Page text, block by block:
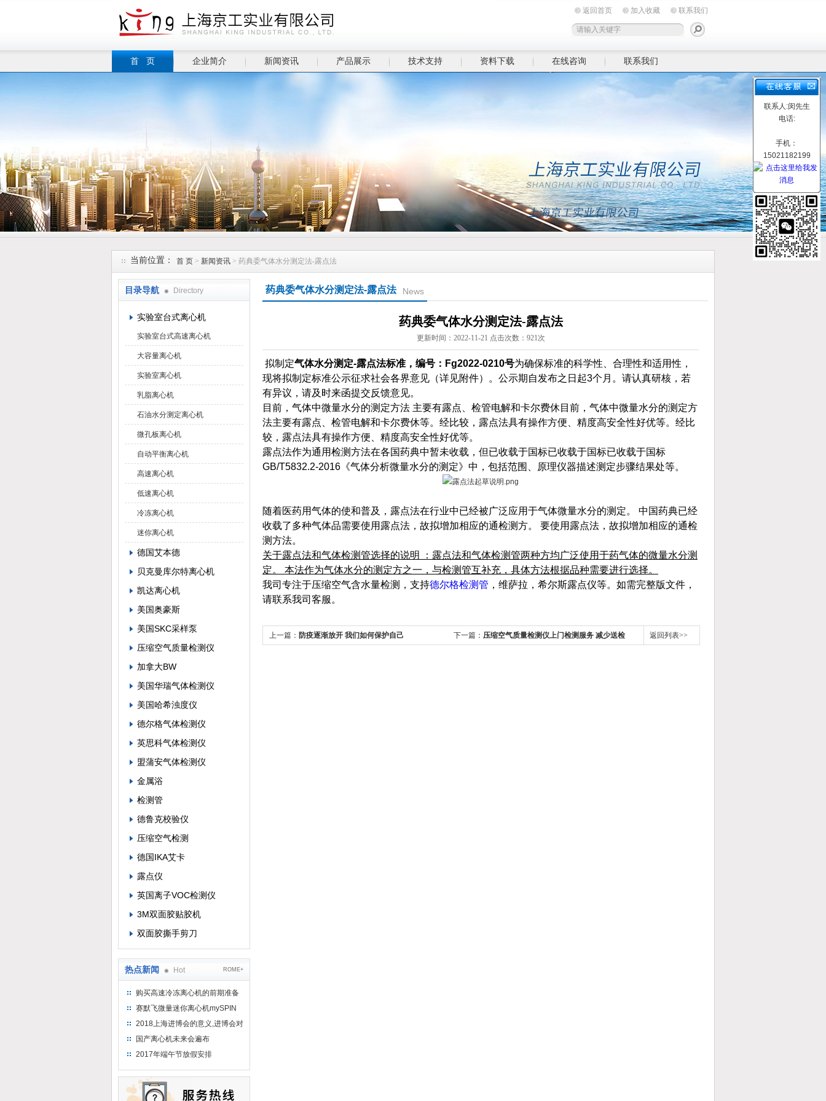
返回首页 加入收藏 联系我们
首 页 企业简介 新闻资讯 产品展示 技术支持 资料下载 在线咨询 联系我们
当前位置： 首 页 > 新闻资讯 > 药典委气体水分测定法-露点法
目录导航 Directory
实验室台式离心机
实验室台式高速离心机
大容量离心机
实验室离心机
乳脂离心机
石油水分测定离心机
微孔板离心机
自动平衡离心机
高速离心机
低速离心机
冷冻离心机
迷你离心机
德国艾本德
贝克曼库尔特离心机
凯达离心机
美国奥豪斯
美国SKC采样泵
压缩空气质量检测仪
加拿大BW
美国华瑞气体检测仪
美国哈希浊度仪
德尔格气体检测仪
英思科气体检测仪
盟蒲安气体检测仪
金属浴
检测管
德鲁克校验仪
压缩空气检测
德国IKA艾卡
露点仪
英国离子VOC检测仪
3M双面胶贴胶机
双面胶撕手剪刀
热点新闻 Hot ROME+
购买高速冷冻离心机的前期准备
工作
赛默飞微量迷你离心机mySPIN
12
2018上海进博会的意义,进博会对
上海的影响有哪些？
国产离心机未来会遍布
2017年端午节放假安排
药典委气体水分测定法-露点法 News
药典委气体水分测定法-露点法
更新时间：2022-11-21 点击次数：921次
拟制定气体水分测定-露点法标准，编号：Fg2022-0210号为确保标准的科学性、合理性和适用性，
现将拟制定标准公示征求社会各界意见（详见附件）。公示期自发布之日起3个月。请认真研核，若
有异议，请及时来函提交反馈意见。
目前，气体中微量水分的测定方法 主要有露点、检管电解和卡尔费休目前，气体中微量水分的测定方
法主要有露点、检管电解和卡尔费休等。经比较，露点法具有操作方便、精度高安全性好优等。经比
较，露点法具有操作方便、精度高安全性好优等。
露点法作为通用检测方法在各国药典中暂未收载，但已收载于国标已收载于国标已收载于国标
GB/T5832.2-2016《气体分析微量水分的测定》中，包括范围、原理仪器描述测定步骤结果处等。
随着医药用气体的使和普及，露点法在行业中已经被广泛应用于气体微量水分的测定。 中国药典已经
收载了多种气体品需要使用露点法，故拟增加相应的通检测方。 要使用露点法，故拟增加相应的通检
测方法。
关于露点法和气体检测管选择的说明 ：露点法和气体检测管两种方均广泛使用于药气体的微量水分测
定。 本法作为气体水分的测定方之一，与检测管互补充，具体方法根据品种需要进行选择。
我司专注于压缩空气含水量检测，支持德尔格检测管 ， 维萨拉，希尔斯露点仪等。如需完整版文件，
请联系我司客服。
上一篇： 防疫逐渐放开 我们如何保护自己 下一篇： 压缩空气质量检测仪上门检测服务 减少送检 返回列表>>
联系人:闵先生
电话:
手机：
15021182199